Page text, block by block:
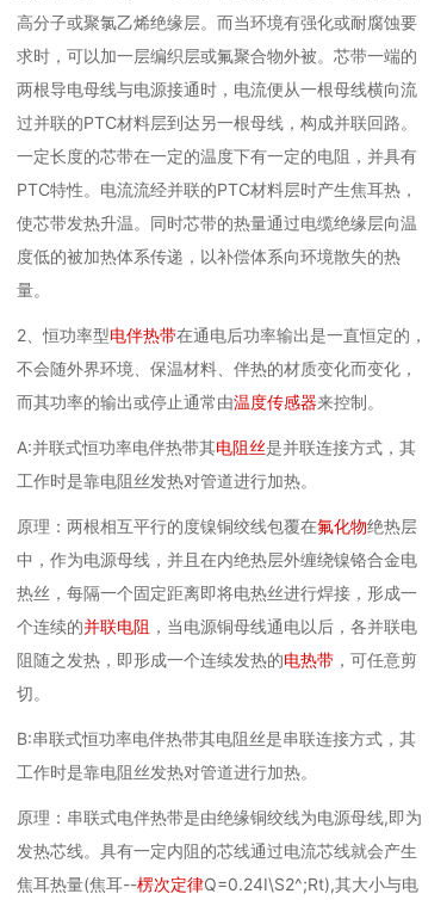
高分子或聚氯乙烯绝缘层。而当环境有强化或耐腐蚀要
求时，可以加一层编织层或氟聚合物外被。芯带一端的
两根导电母线与电源接通时，电流便从一根母线横向流
过并联的PTC材料层到达另一根母线，构成并联回路。
一定长度的芯带在一定的温度下有一定的电阻，并具有
PTC特性。电流流经并联的PTC材料层时产生焦耳热，
使芯带发热升温。同时芯带的热量通过电缆绝缘层向温
度低的被加热体系传递，以补偿体系向环境散失的热
量。
2、恒功率型电伴热带在通电后功率输出是一直恒定的，
不会随外界环境、保温材料、伴热的材质变化而变化，
而其功率的输出或停止通常由温度传感器来控制。
A:并联式恒功率电伴热带其电阻丝是并联连接方式，其
工作时是靠电阻丝发热对管道进行加热。
原理：两根相互平行的度镍铜绞线包覆在氟化物绝热层
中，作为电源母线，并且在内绝热层外缠绕镍铬合金电
热丝，每隔一个固定距离即将电热丝进行焊接，形成一
个连续的并联电阻 ，当电源铜母线通电以后，各并联电
阻随之发热，即形成一个连续发热的电热带 ，可任意剪
切。
B:串联式恒功率电伴热带其电阻丝是串联连接方式，其
工作时是靠电阻丝发热对管道进行加热。
原理：串联式电伴热带是由绝缘铜绞线为电源母线,即为
发热芯线。具有一定内阻的芯线通过电流芯线就会产生
焦耳热量(焦耳--楞次定律Q=0.24I\S2^;Rt),其大小与电